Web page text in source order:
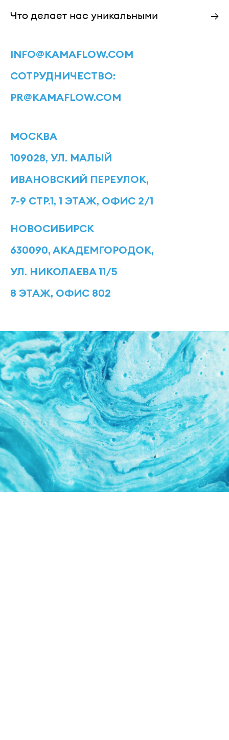
Что делает нас уникальными
→
INFO@KAMAFLOW.COM
СОТРУДНИЧЕСТВО:
PR@KAMAFLOW.COM
МОСКВА
109028, УЛ. МАЛЫЙ
ИВАНОВСКИЙ ПЕРЕУЛОК,
7-9 СТР.1, 1 ЭТАЖ, ОФИС 2/1
НОВОСИБИРСК
630090, АКАДЕМГОРОДОК,
УЛ. НИКОЛАЕВА 11/5
8 ЭТАЖ, ОФИС 802